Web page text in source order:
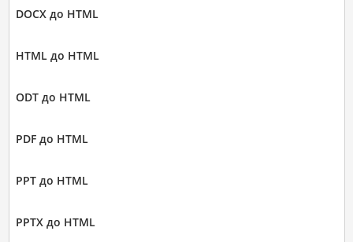
DOCX до HTML
HTML до HTML
ODT до HTML
PDF до HTML
PPT до HTML
PPTX до HTML